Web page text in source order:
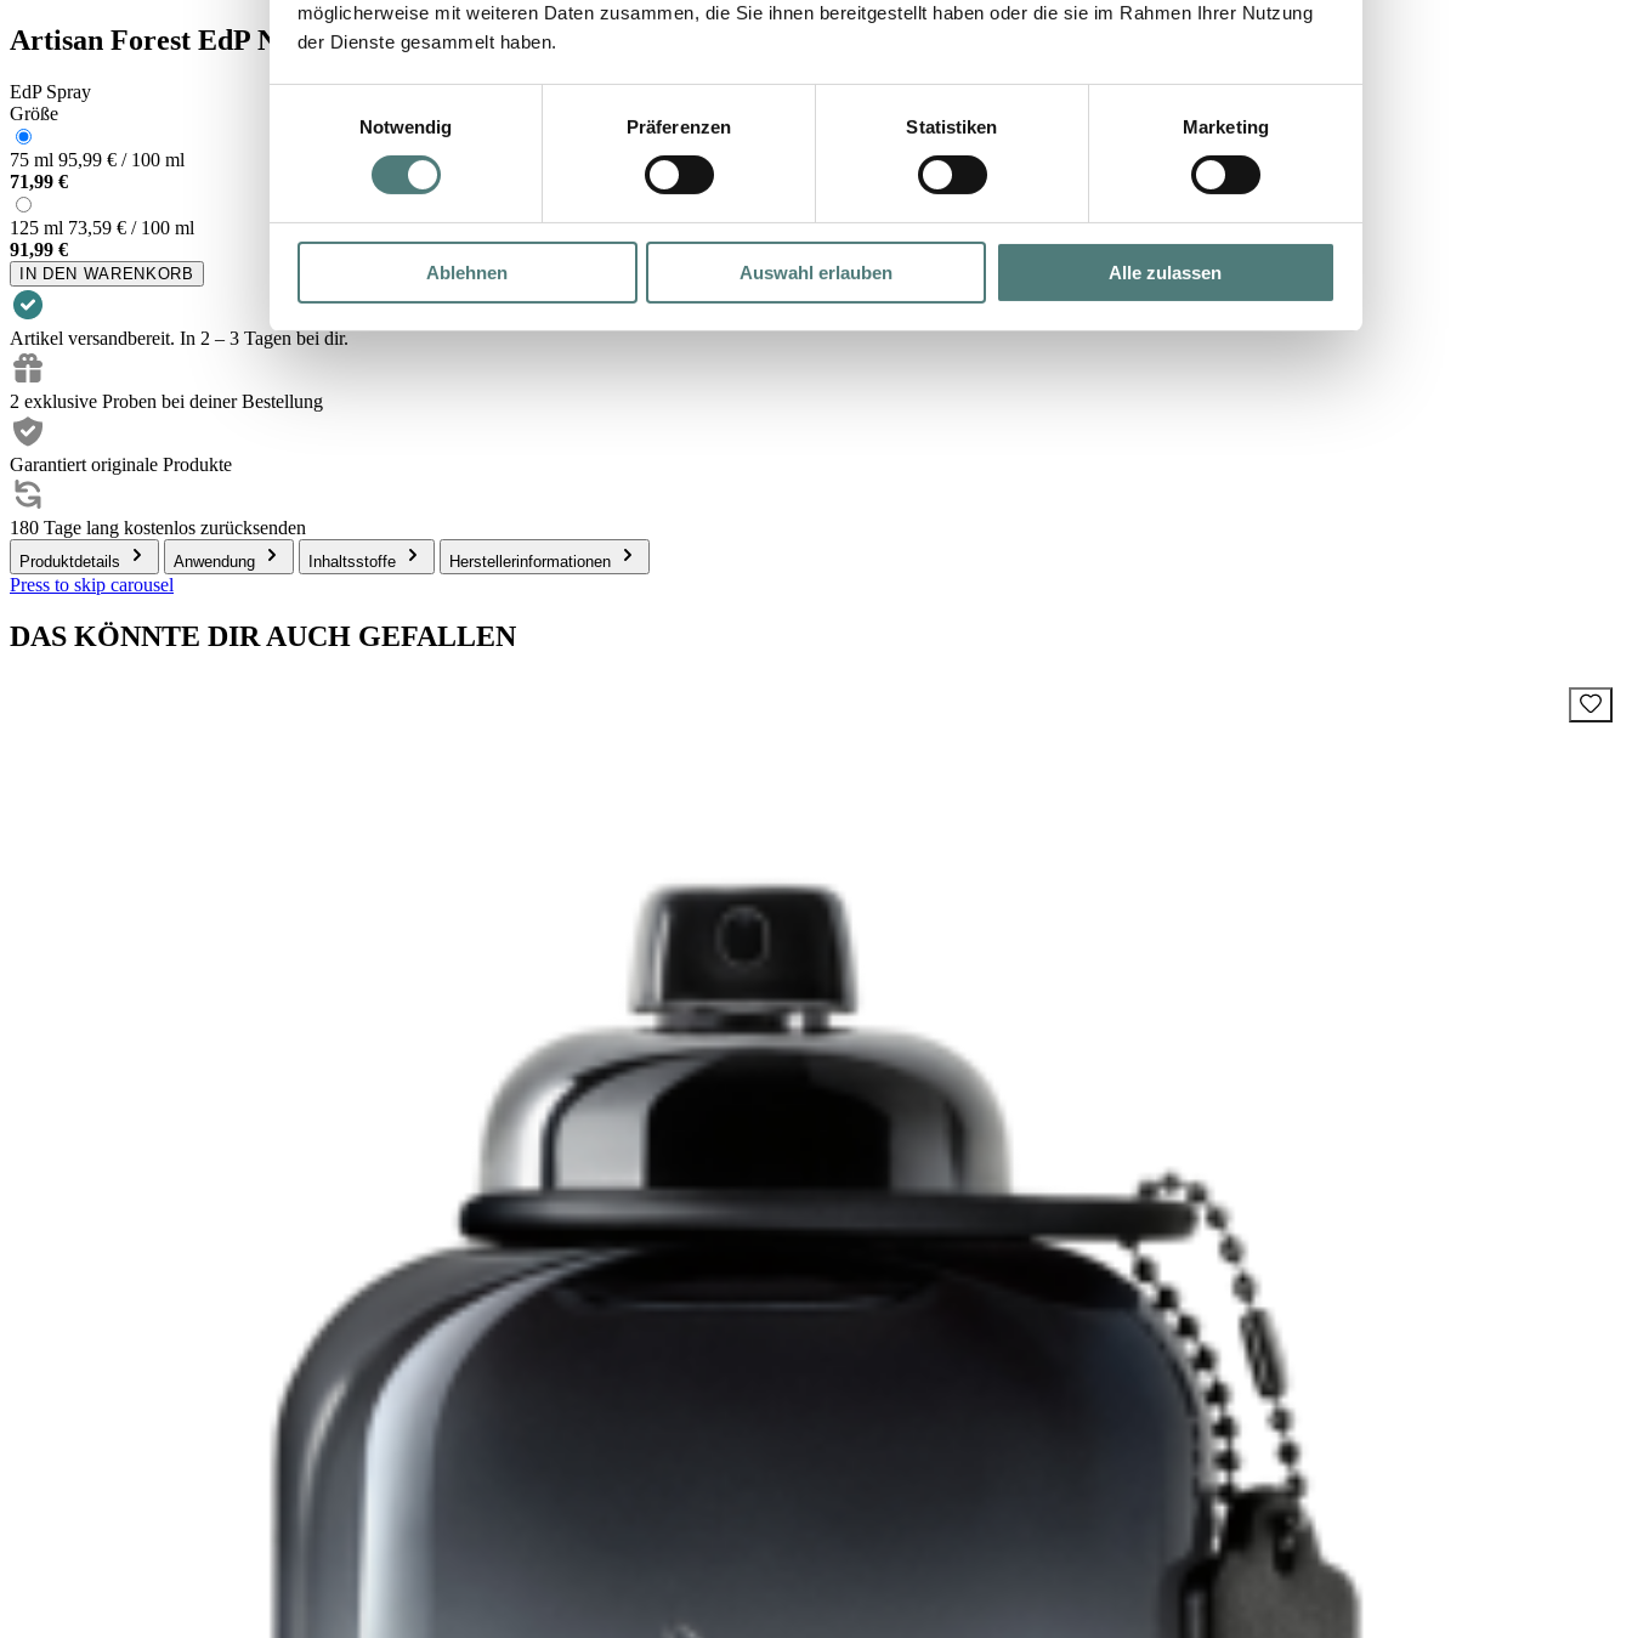
möglicherweise mit weiteren Daten zusammen, die Sie ihnen bereitgestellt haben oder die sie im Rahmen Ihrer Nutzung
der Dienste gesammelt haben.
Notwendig
Präferenzen Statistiken Marketing
Ablehnen Auswahl erlauben Alle zulassen
Artisan Forest EdP Nat. Spray
EdP Spray
Größe
75 ml 95,99 € / 100 ml
71,99 €
125 ml 73,59 € / 100 ml
91,99 €
IN DEN WARENKORB
Artikel versandbereit. In 2 – 3 Tagen bei dir.
2 exklusive Proben bei deiner Bestellung
Garantiert originale Produkte
180 Tage lang kostenlos zurücksenden
Produktdetails Anwendung Inhaltsstoffe Herstellerinformationen
Press to skip carousel
DAS KÖNNTE DIR AUCH GEFALLEN